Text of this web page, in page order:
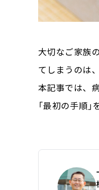
大切なご家族
てしまうのは
本記事では、
「最初の手順